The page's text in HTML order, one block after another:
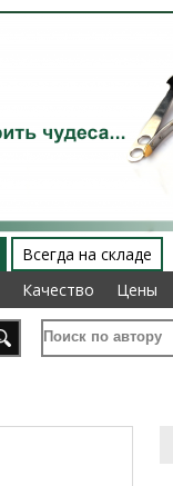
Качество Цены
Всегда на складе
Качество Цены
Поиск по автору